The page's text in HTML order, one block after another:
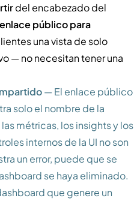
del encabezado del
enlace público para
una vista de solo
— no necesitan tener una
— El enlace público
solo el nombre de la
métricas, los insights y los
internos de la UI no son
un error, puede que se
se haya eliminado.
que genere un